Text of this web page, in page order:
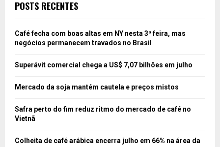
POSTS RECENTES
Café fecha com boas altas em NY nesta 3ª feira, mas
negócios permanecem travados no Brasil
Superávit comercial chega a US$ 7,07 bilhões em julho
Mercado da soja mantém cautela e preços mistos
Safra perto do fim reduz ritmo do mercado de café no
Vietnã
Colheita de café arábica encerra julho em 66% na área da